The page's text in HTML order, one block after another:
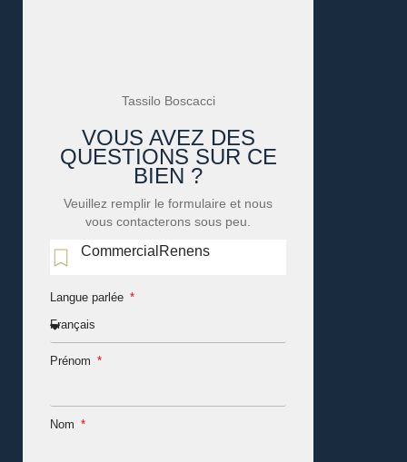
Tassilo Boscacci
VOUS AVEZ DES
QUESTIONS SUR CE
BIEN ?
Veuillez remplir le formulaire et nous
vous contacterons sous peu.
CommercialRenens
Langue parlée
Prénom
Nom